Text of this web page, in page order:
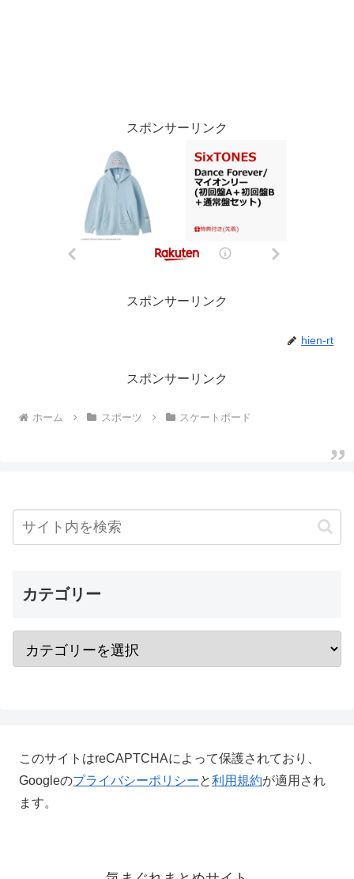
スポンサーリンク
スポンサーリンク
hien-rt
スポンサーリンク
ホーム スポーツ スケートボード
カテゴリー
このサイトはreCAPTCHAによって保護されており、
Googleのプライバシーポリシーと利用規約が適用され
ます。